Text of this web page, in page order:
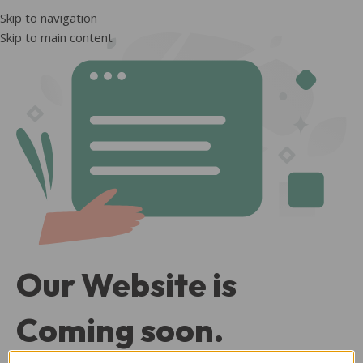
Skip to navigation
Skip to main content
Our Website is
Coming soon.